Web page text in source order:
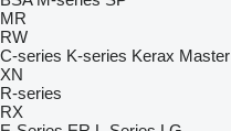
MR
RW
C-series K-series Kerax Master
XN
R-series
RX